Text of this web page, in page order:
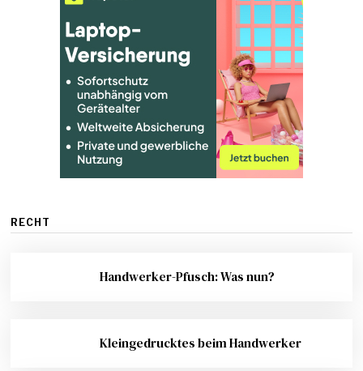
RECHT
Handwerker-Pfusch: Was nun?
Kleingedrucktes beim Handwerker